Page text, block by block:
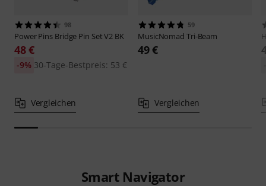
98
Power Pins Bridge Pin Set V2 BK
48 €
30-Tage-Bestpreis: 53 €
-9%
Vergleichen
59
MusicNomad Tri-Beam
49 €
Vergleichen
Smart Navigator